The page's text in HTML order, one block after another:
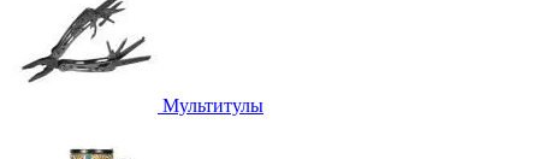
Мультитулы